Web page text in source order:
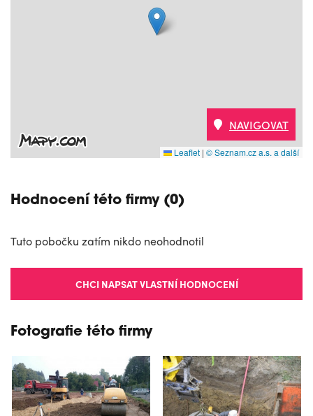
Leaflet | © Seznam.cz a.s. a další
NAVIGOVAT
Hodnocení této firmy (0)
Tuto pobočku zatím nikdo neohodnotil
CHCI NAPSAT VLASTNÍ HODNOCENÍ
Fotografie této firmy